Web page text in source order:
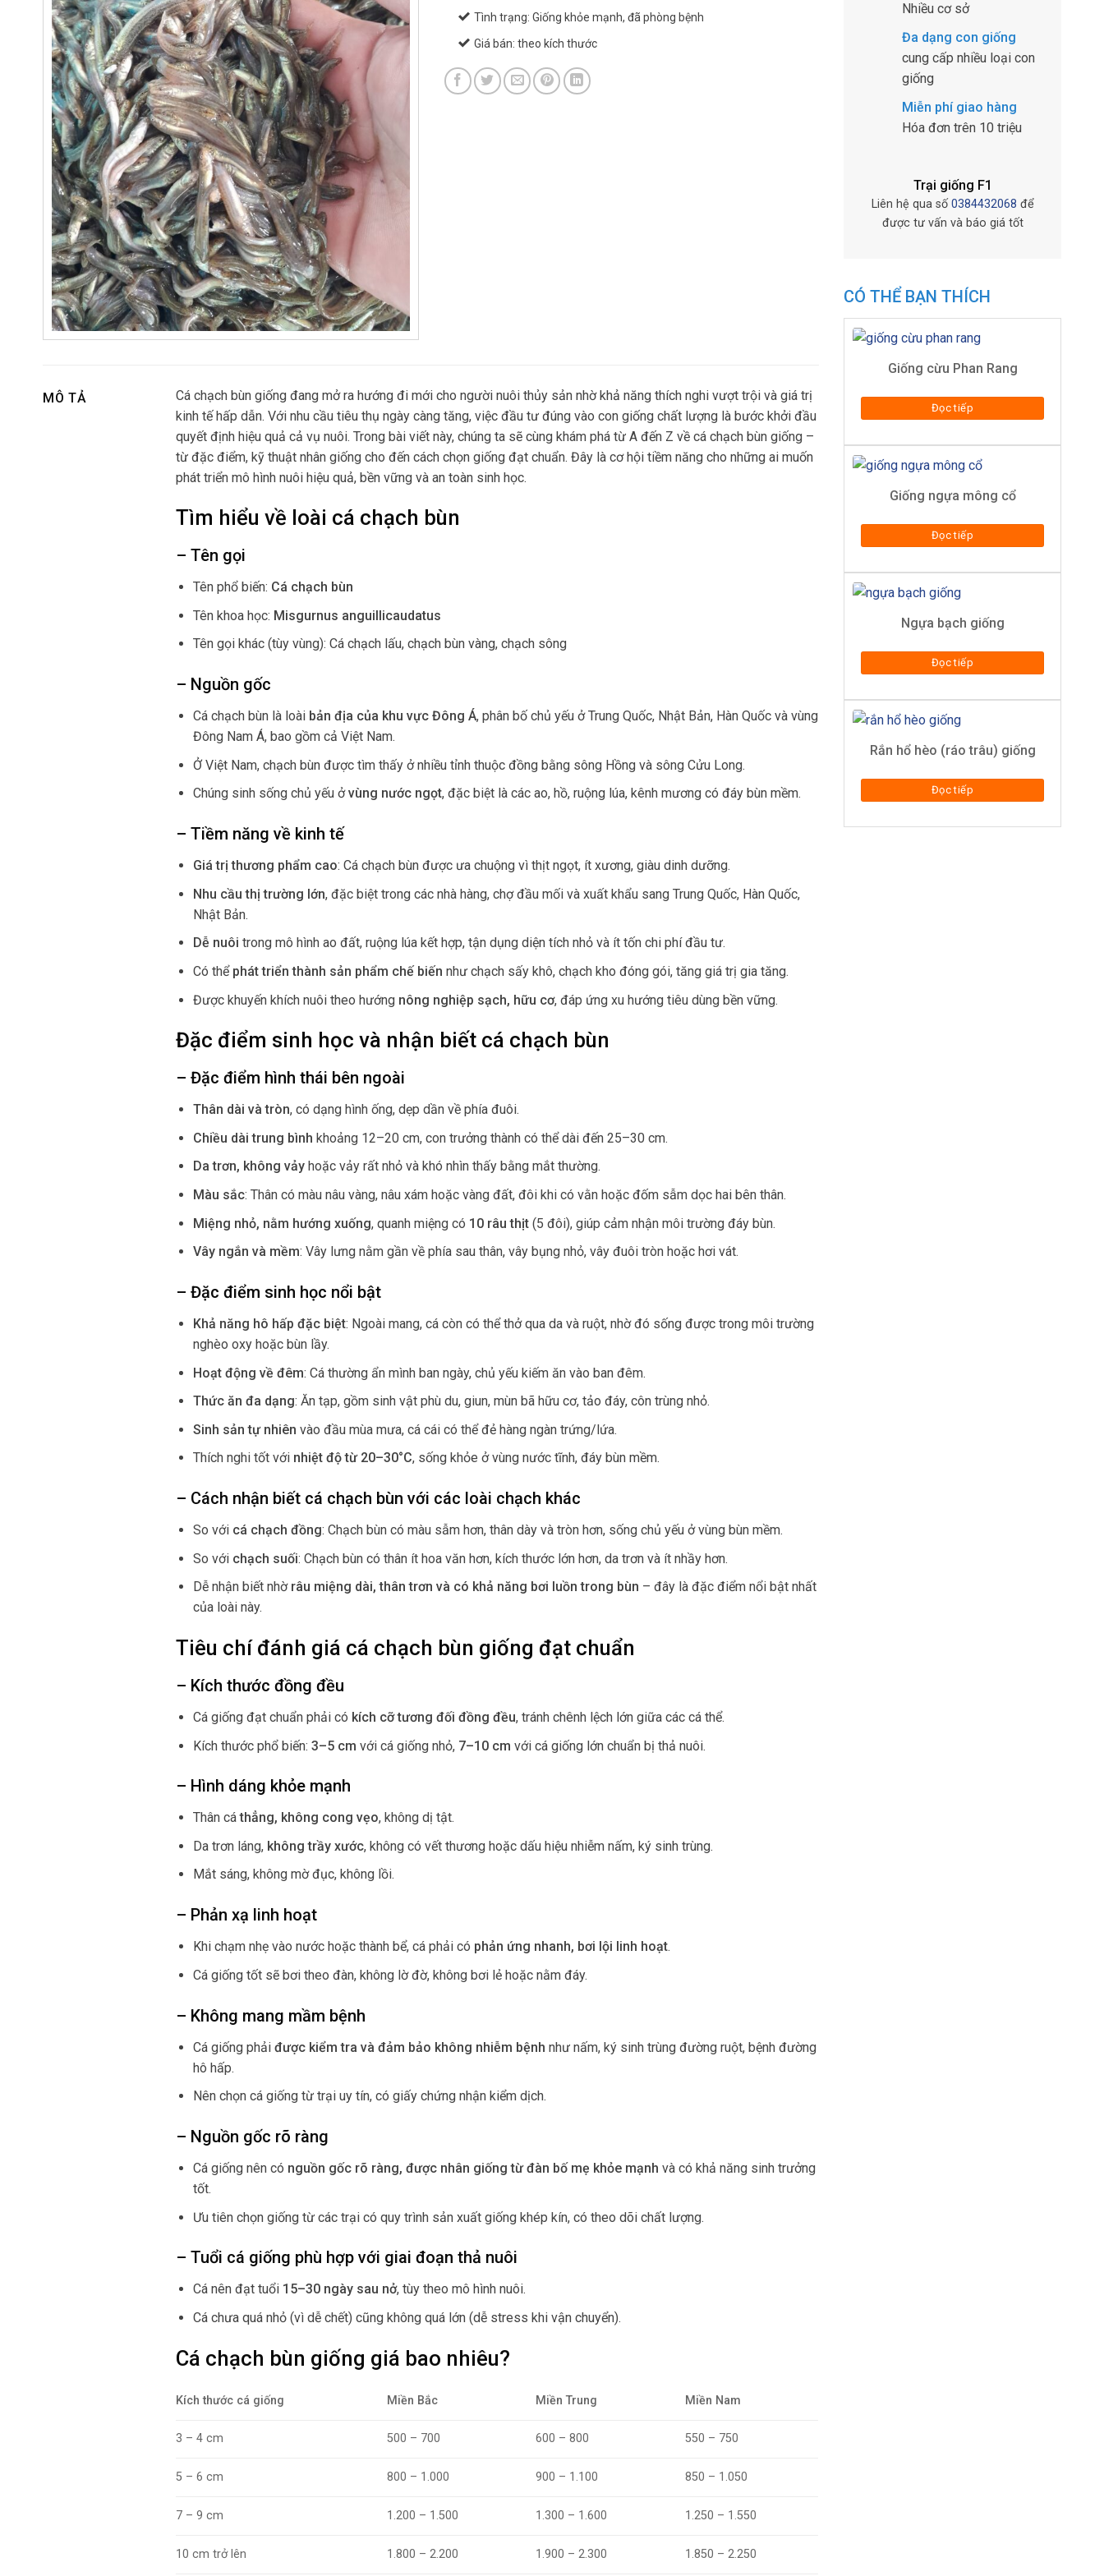
Nhiều cơ sở
Đa dạng con giống
cung cấp nhiều loại con
giống
Miễn phí giao hàng
Hóa đơn trên 10 triệu
Trại giống F1
Liên hệ qua số 0384432068 để
được tư vấn và báo giá tốt
CÓ THỂ BẠN THÍCH
Giống cừu Phan Rang
Đọc tiếp
Giống ngựa mông cổ
Đọc tiếp
Ngựa bạch giống
Đọc tiếp
Rắn hổ hèo (ráo trâu) giống
Đọc tiếp
Tình trạng: Giống khỏe mạnh, đã phòng bệnh
Giá bán: theo kích thước
MÔ TẢ
Cá chạch bùn giống đang mở ra hướng đi mới cho người nuôi thủy sản nhờ khả năng thích nghi vượt trội và giá trị
kinh tế hấp dẫn. Với nhu cầu tiêu thụ ngày càng tăng, việc đầu tư đúng vào con giống chất lượng là bước khởi đầu
quyết định hiệu quả cả vụ nuôi. Trong bài viết này, chúng ta sẽ cùng khám phá từ A đến Z về cá chạch bùn giống –
từ đặc điểm, kỹ thuật nhân giống cho đến cách chọn giống đạt chuẩn. Đây là cơ hội tiềm năng cho những ai muốn
phát triển mô hình nuôi hiệu quả, bền vững và an toàn sinh học.
Tìm hiểu về loài cá chạch bùn
– Tên gọi
Tên phổ biến: Cá chạch bùn
Tên khoa học: Misgurnus anguillicaudatus
Tên gọi khác (tùy vùng): Cá chạch lấu, chạch bùn vàng, chạch sông
– Nguồn gốc
Cá chạch bùn là loài bản địa của khu vực Đông Á, phân bố chủ yếu ở Trung Quốc, Nhật Bản, Hàn Quốc và vùng
Đông Nam Á, bao gồm cả Việt Nam.
Ở Việt Nam, chạch bùn được tìm thấy ở nhiều tỉnh thuộc đồng bằng sông Hồng và sông Cửu Long.
Chúng sinh sống chủ yếu ởvùng nước ngọt, đặc biệt là các ao, hồ, ruộng lúa, kênh mương có đáy bùn mềm.
– Tiềm năng về kinh tế
Giá trị thương phẩm cao: Cá chạch bùn được ưa chuộng vì thịt ngọt, ít xương, giàu dinh dưỡng.
Nhu cầu thị trường lớn, đặc biệt trong các nhà hàng, chợ đầu mối và xuất khẩu sang Trung Quốc, Hàn Quốc,
Nhật Bản.
Dễ nuôi trong mô hình ao đất, ruộng lúa kết hợp, tận dụng diện tích nhỏ và ít tốn chi phí đầu tư.
Có thể phát triển thành sản phẩm chế biến như chạch sấy khô, chạch kho đóng gói, tăng giá trị gia tăng.
Được khuyến khích nuôi theo hướng nông nghiệp sạch, hữu cơ, đáp ứng xu hướng tiêu dùng bền vững.
Đặc điểm sinh học và nhận biết cá chạch bùn
– Đặc điểm hình thái bên ngoài
Thân dài và tròn, có dạng hình ống, dẹp dần về phía đuôi.
Chiều dài trung bình khoảng 12–20 cm, con trưởng thành có thể dài đến 25–30 cm.
Da trơn, không vảy hoặc vảy rất nhỏ và khó nhìn thấy bằng mắt thường.
Màu sắc: Thân có màu nâu vàng, nâu xám hoặc vàng đất, đôi khi có vằn hoặc đốm sẫm dọc hai bên thân.
Miệng nhỏ, nằm hướng xuống, quanh miệng có 10 râu thịt (5 đôi), giúp cảm nhận môi trường đáy bùn.
Vây ngắn và mềm: Vây lưng nằm gần về phía sau thân, vây bụng nhỏ, vây đuôi tròn hoặc hơi vát.
– Đặc điểm sinh học nổi bật
Khả năng hô hấp đặc biệt: Ngoài mang, cá còn có thể thở qua da và ruột, nhờ đó sống được trong môi trường
nghèo oxy hoặc bùn lầy.
Hoạt động về đêm: Cá thường ẩn mình ban ngày, chủ yếu kiếm ăn vào ban đêm.
Thức ăn đa dạng: Ăn tạp, gồm sinh vật phù du, giun, mùn bã hữu cơ, tảo đáy, côn trùng nhỏ.
Sinh sản tự nhiên vào đầu mùa mưa, cá cái có thể đẻ hàng ngàn trứng/lứa.
Thích nghi tốt với nhiệt độ từ 20–30°C, sống khỏe ở vùng nước tĩnh, đáy bùn mềm.
– Cách nhận biết cá chạch bùn với các loài chạch khác
So với cá chạch đồng: Chạch bùn có màu sẫm hơn, thân dày và tròn hơn, sống chủ yếu ở vùng bùn mềm.
So với chạch suối: Chạch bùn có thân ít hoa văn hơn, kích thước lớn hơn, da trơn và ít nhầy hơn.
Dễ nhận biết nhờ râu miệng dài, thân trơn và có khả năng bơi luồn trong bùn – đây là đặc điểm nổi bật nhất
của loài này.
Tiêu chí đánh giá cá chạch bùn giống đạt chuẩn
– Kích thước đồng đều
Cá giống đạt chuẩn phải có kích cỡ tương đối đồng đều, tránh chênh lệch lớn giữa các cá thể.
Kích thước phổ biến:3–5 cm với cá giống nhỏ, 7–10 cm với cá giống lớn chuẩn bị thả nuôi.
– Hình dáng khỏe mạnh
Thân cáthẳng, không cong vẹo, không dị tật.
Da trơn láng, không trầy xước, không có vết thương hoặc dấu hiệu nhiễm nấm, ký sinh trùng.
Mắt sáng, không mờ đục, không lồi.
– Phản xạ linh hoạt
Khi chạm nhẹ vào nước hoặc thành bể, cá phải có phản ứng nhanh, bơi lội linh hoạt.
Cá giống tốt sẽ bơi theo đàn, không lờ đờ, không bơi lẻ hoặc nằm đáy.
– Không mang mầm bệnh
Cá giống phảiđược kiểm tra và đảm bảo không nhiễm bệnh như nấm, ký sinh trùng đường ruột, bệnh đường
hô hấp.
Nên chọn cá giống từ trại uy tín, có giấy chứng nhận kiểm dịch.
– Nguồn gốc rõ ràng
Cá giống nên có nguồn gốc rõ ràng, được nhân giống từ đàn bố mẹ khỏe mạnh và có khả năng sinh trưởng
tốt.
Ưu tiên chọn giống từ các trại có quy trình sản xuất giống khép kín, có theo dõi chất lượng.
– Tuổi cá giống phù hợp với giai đoạn thả nuôi
Cá nên đạt tuổi 15–30 ngày sau nở, tùy theo mô hình nuôi.
Cá chưa quá nhỏ (vì dễ chết) cũng không quá lớn (dễ stress khi vận chuyển).
Cá chạch bùn giống giá bao nhiêu?
Kích thước cá giống Miền Bắc Miền Trung Miền Nam
3 – 4 cm 500 – 700 600 – 800 550 – 750
5 – 6 cm 800 – 1.000 900 – 1.100 850 – 1.050
7 – 9 cm 1.200 – 1.500 1.300 – 1.600 1.250 – 1.550
10 cm trở lên 1.800 – 2.200 1.900 – 2.300 1.850 – 2.250